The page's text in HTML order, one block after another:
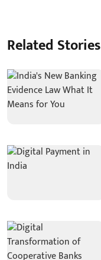
Related Stories